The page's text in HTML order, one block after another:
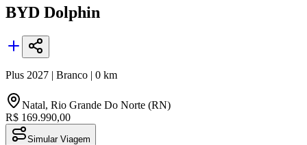
BYD Dolphin
Plus 2027 | Branco | 0 km
Natal, Rio Grande Do Norte (RN)
R$ 169.990,00
Simular Viagem